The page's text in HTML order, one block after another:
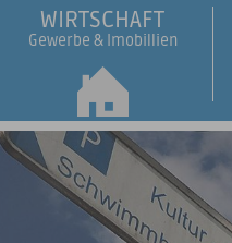
WIRTSCHAFT
Gewerbe & Imobillien